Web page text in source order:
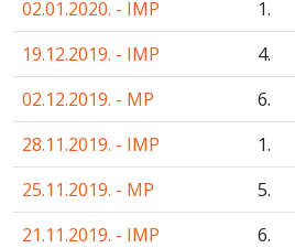
02.01.2020. - IMP 1.
19.12.2019. - IMP
4.
02.12.2019. - MP
6.
28.11.2019. - IMP
1.
25.11.2019. - MP
5.
21.11.2019. - IMP
6.